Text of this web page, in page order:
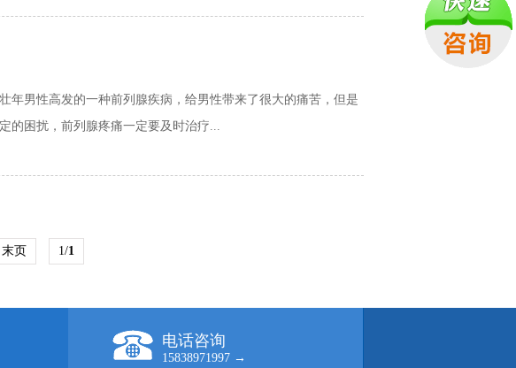
年男性高发的一种前列腺疾病，给男性带来了很大的痛苦，但是
的困扰，前列腺疼痛一定要及时治疗...
末页 1/1
电话咨询
15838971997 →